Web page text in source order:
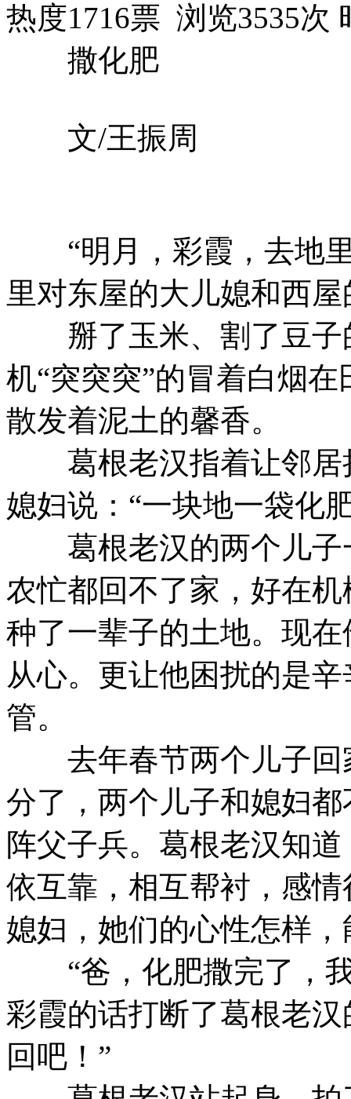
热度1716票 浏览3535次
撒化肥
文/王振周
“明月，彩霞，去地里
里对东屋的大儿媳和西
掰了玉米、割了豆子
机“突突突”的冒着白烟
散发着泥土的馨香。
葛根老汉指着让邻居
媳妇说：“一块地一袋化
葛根老汉的两个儿子
农忙都回不了家，好在
种了一辈子的土地。现
从心。更让他困扰的是
管。
去年春节两个儿子回
分了，两个儿子和媳妇
阵父子兵。葛根老汉知
依互靠，相互帮衬，感
媳妇，她们的心性怎样
“爸，化肥撒完了，我
彩霞的话打断了葛根老
回吧！”